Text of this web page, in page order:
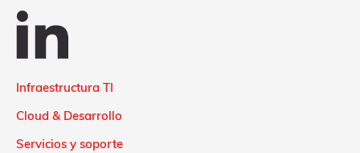
Infraestructura TI
Cloud & Desarrollo
Servicios y soporte